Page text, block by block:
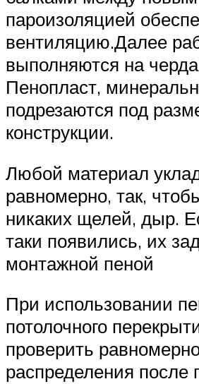
пароизоляцией
вентиляцию.Далее
выполняются на
Пенопласт,
подрезаются под
конструкции.
Любой материал
равномерно, так,
никаких щелей, дыр.
таки появились, их
монтажной пеной
При использовании
потолочного
проверить
распределения после